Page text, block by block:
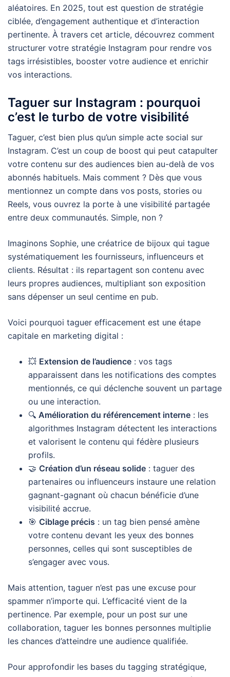
aléatoires. En 2025, tout est question de stratégie
ciblée, d’engagement authentique et d’interaction
pertinente. À travers cet article, découvrez comment
structurer votre stratégie Instagram pour rendre vos
tags irrésistibles, booster votre audience et enrichir
vos interactions.
Taguer sur Instagram : pourquoi
c’est le turbo de votre visibilité
Taguer, c’est bien plus qu’un simple acte social sur
Instagram. C’est un coup de boost qui peut catapulter
votre contenu sur des audiences bien au-delà de vos
abonnés habituels. Mais comment ? Dès que vous
mentionnez un compte dans vos posts, stories ou
Reels, vous ouvrez la porte à une visibilité partagée
entre deux communautés. Simple, non ?
Imaginons Sophie, une créatrice de bijoux qui tague
systématiquement les fournisseurs, influenceurs et
clients. Résultat : ils repartagent son contenu avec
leurs propres audiences, multipliant son exposition
sans dépenser un seul centime en pub.
Voici pourquoi taguer efficacement est une étape
capitale en marketing digital :
💥 Extension de l’audience : vos tags
apparaissent dans les notifications des comptes
mentionnés, ce qui déclenche souvent un partage
ou une interaction.
🔍 Amélioration du référencement interne : les
algorithmes Instagram détectent les interactions
et valorisent le contenu qui fédère plusieurs
profils.
🤝 Création d’un réseau solide : taguer des
partenaires ou influenceurs instaure une relation
gagnant-gagnant où chacun bénéficie d’une
visibilité accrue.
🎯 Ciblage précis : un tag bien pensé amène
votre contenu devant les yeux des bonnes
personnes, celles qui sont susceptibles de
s’engager avec vous.
Mais attention, taguer n’est pas une excuse pour
spammer n’importe qui. L’efficacité vient de la
pertinence. Par exemple, pour un post sur une
collaboration, taguer les bonnes personnes multiplie
les chances d’atteindre une audience qualifiée.
Pour approfondir les bases du tagging stratégique,